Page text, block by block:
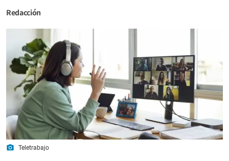
Redacción
photo_camera Teletrabajo